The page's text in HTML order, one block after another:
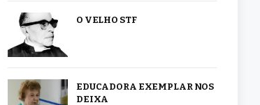
O VELHO STF
EDUCADORA EXEMPLAR NOS
DEIXA